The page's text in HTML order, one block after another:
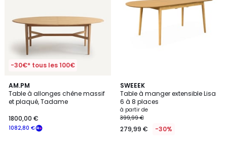
-30€* tous les 100€
AM.PM
Table à allonges chêne massif
et plaqué, Tadame
1082,80 €
1800,00 €
3
/
5
SWEEEK
Table à manger extensible Lisa
6 à 8 places
à partir de
399,99 €
279,99 € -30%
4,4
/ 5
3
Couleurs